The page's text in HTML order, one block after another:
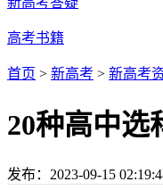
高考书籍
首页 > 新高考 > 新高考
20种高中选
发布： 2023-09-15